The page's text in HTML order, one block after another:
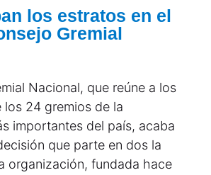
los estratos en el
Gremial
Nacional, que reúne a los
los 24 gremios de la
importantes del país, acaba
que parte en dos la
organización, fundada hace